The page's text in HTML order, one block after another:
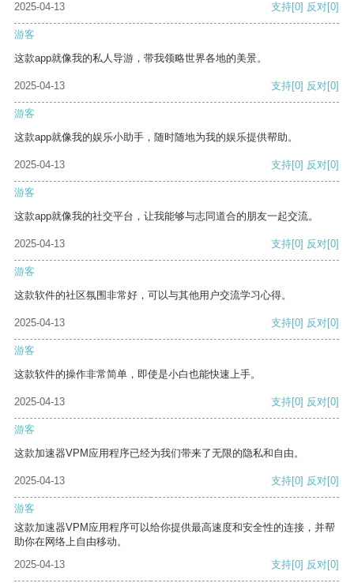
2025-04-13
支持[0] 反对[0]
游客
这款app就像我的私人导游，带我领略世界各地的美景。
2025-04-13 支持[0] 反对[0]
游客
这款app就像我的娱乐小助手，随时随地为我的娱乐提供帮助。
2025-04-13 支持[0] 反对[0]
游客
这款app就像我的社交平台，让我能够与志同道合的朋友一起交流。
2025-04-13 支持[0] 反对[0]
游客
这款软件的社区氛围非常好，可以与其他用户交流学习心得。
2025-04-13 支持[0] 反对[0]
游客
这款软件的操作非常简单，即使是小白也能快速上手。
2025-04-13 支持[0] 反对[0]
游客
这款加速器VPM应用程序已经为我们带来了无限的隐私和自由。
2025-04-13 支持[0] 反对[0]
游客
这款加速器VPM应用程序可以给你提供最高速度和安全性的连接，并帮
助你在网络上自由移动。
2025-04-13
支持[0] 反对[0]